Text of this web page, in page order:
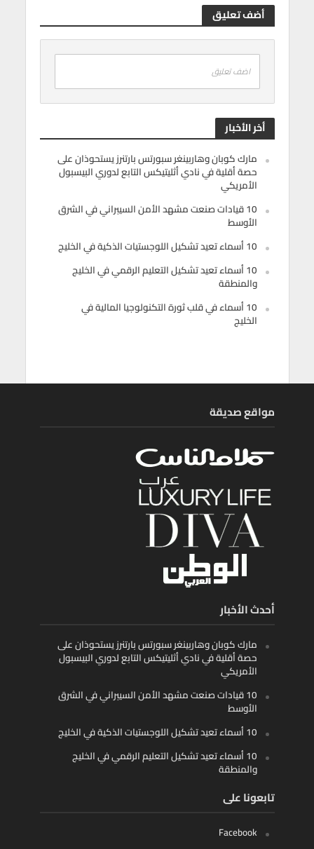
أضف تعليق
اضف تعليق
أخر الأخبار
مارك كوبان وهاربينغر سبورتس بارتنرز يستحوذان على
حصة أقلية في نادي أثليتيكس التابع لدوري البيسبول
الأمريكي
10 قيادات صنعت مشهد الأمن السيبراني في الشرق
الأوسط
10 أسماء تعيد تشكيل اللوجستيات الذكية في الخليج
10 أسماء تعيد تشكيل التعليم الرقمي في الخليج
والمنطقة
10 أسماء في قلب ثورة التكنولوجيا المالية في
الخليج
مواقع صديقة
أحدث الأخبار
مارك كوبان وهاربينغر سبورتس بارتنرز يستحوذان على
حصة أقلية في نادي أثليتيكس التابع لدوري البيسبول
الأمريكي
10 قيادات صنعت مشهد الأمن السيبراني في الشرق
الأوسط
10 أسماء تعيد تشكيل اللوجستيات الذكية في الخليج
10 أسماء تعيد تشكيل التعليم الرقمي في الخليج
والمنطقة
تابعونا على
Facebook